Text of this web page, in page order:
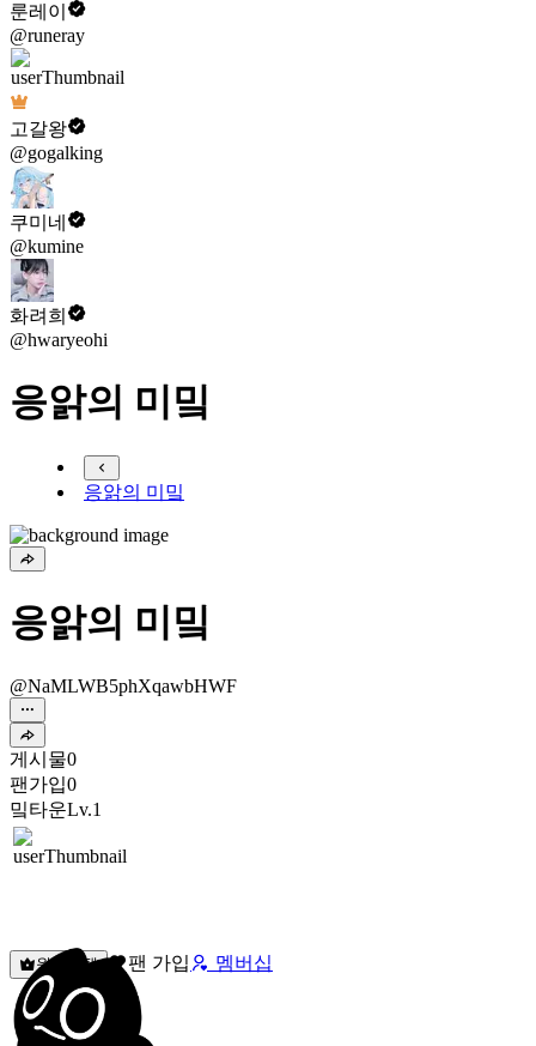
룬레이
@runeray
고갈왕
@gogalking
쿠미네
@kumine
화려희
@hwaryeohi
응앍의 미밐
응앍의 미밐
응앍의 미밐
@NaMLWB5phXqawbHWF
게시물0
팬가입0
밐타운Lv.1
원픽선택 팬 가입 멤버십
밐타운
피드